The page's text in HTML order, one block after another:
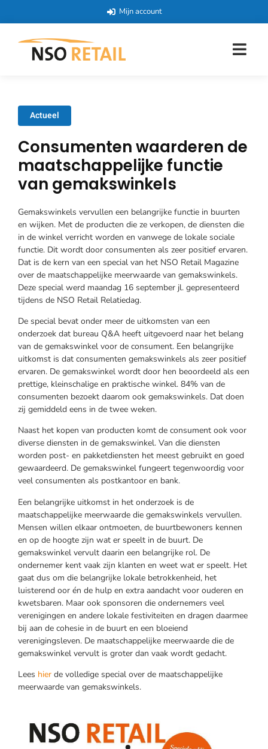
Mijn account
Actueel
Consumenten waarderen de
maatschappelijke functie
van gemakswinkels
Gemakswinkels vervullen een belangrijke functie in buurten
en wijken. Met de producten die ze verkopen, de diensten die
in de winkel verricht worden en vanwege de lokale sociale
functie. Dit wordt door consumenten als zeer positief ervaren.
Dat is de kern van een special van het NSO Retail Magazine
over de maatschappelijke meerwaarde van gemakswinkels.
Deze special werd maandag 16 september jl. gepresenteerd
tijdens de NSO Retail Relatiedag.
De special bevat onder meer de uitkomsten van een
onderzoek dat bureau Q&A heeft uitgevoerd naar het belang
van de gemakswinkel voor de consument. Een belangrijke
uitkomst is dat consumenten gemakswinkels als zeer positief
ervaren. De gemakswinkel wordt door hen beoordeeld als een
prettige, kleinschalige en praktische winkel. 84% van de
consumenten bezoekt daarom ook gemakswinkels. Dat doen
zij gemiddeld eens in de twee weken.
Naast het kopen van producten komt de consument ook voor
diverse diensten in de gemakswinkel. Van die diensten
worden post- en pakketdiensten het meest gebruikt en goed
gewaardeerd. De gemakswinkel fungeert tegenwoordig voor
veel consumenten als postkantoor en bank.
Een belangrijke uitkomst in het onderzoek is de
maatschappelijke meerwaarde die gemakswinkels vervullen.
Mensen willen elkaar ontmoeten, de buurtbewoners kennen
en op de hoogte zijn wat er speelt in de buurt. De
gemakswinkel vervult daarin een belangrijke rol. De
ondernemer kent vaak zijn klanten en weet wat er speelt. Het
gaat dus om die belangrijke lokale betrokkenheid, het
luisterend oor én de hulp en extra aandacht voor ouderen en
kwetsbaren. Maar ook sponsoren die ondernemers veel
verenigingen en andere lokale festiviteiten en dragen daarmee
bij aan de cohesie in de buurt en een bloeiend
verenigingsleven. De maatschappelijke meerwaarde die de
gemakswinkel vervult is groter dan vaak wordt gedacht.
Lees hier de volledige special over de maatschappelijke
meerwaarde van gemakswinkels.